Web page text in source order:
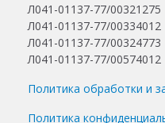
Л041-01137-77/
Л041-01137-77/
Л041-01137-77/
Л041-01137-77/00574012
Политика обработки и
Политика